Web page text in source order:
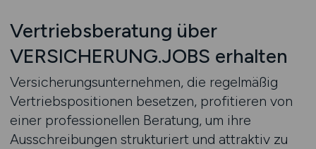
Vertriebsberatung über
VERSICHERUNG.JOBS erhalten
Versicherungsunternehmen, die regelmäßig
Vertriebspositionen besetzen, profitieren von
einer professionellen Beratung, um ihre
Ausschreibungen strukturiert und attraktiv zu